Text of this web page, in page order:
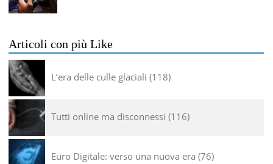
Articoli con più Like
L’era delle culle glaciali 118
Tutti online ma disconnessi 116
Euro Digitale: verso una nuova era 76